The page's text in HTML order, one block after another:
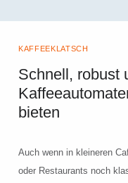
KAFFEEKLATSCH
Schnell, robust
bieten
Auch wenn in kleineren
oder Restaurants noch